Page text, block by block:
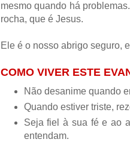
mesmo quando há
rocha, que é Jesus.
Ele é o nosso abrigo seguro,
COMO VIVER ESTE
Não desanime quando
Quando estiver triste,
Seja fiel à sua fé e ao
entendam.